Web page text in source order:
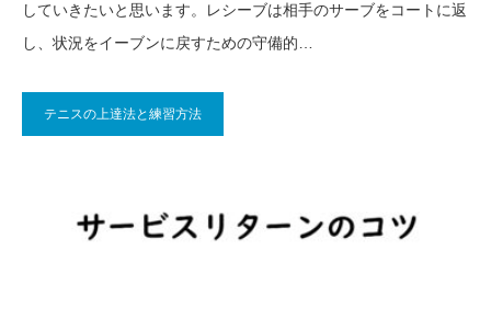
していきたいと思います。レシーブは相手のサーブをコートに返
し、状況をイーブンに戻すための守備的…
テニスの上達法と練習方法